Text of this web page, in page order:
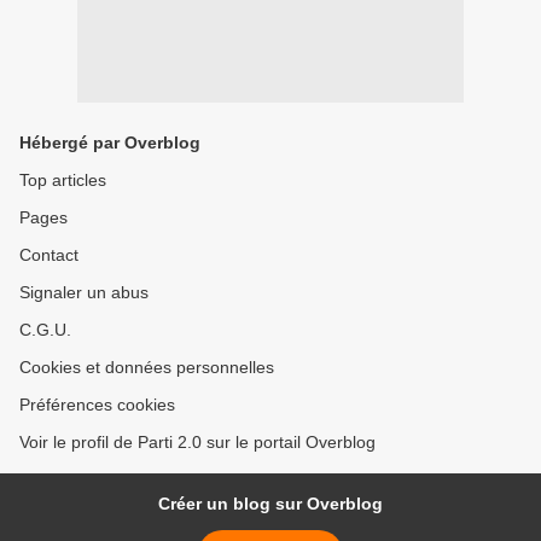
Hébergé par Overblog
Top articles
Pages
Contact
Signaler un abus
C.G.U.
Cookies et données personnelles
Préférences cookies
Voir le profil de Parti 2.0 sur le portail Overblog
Créer un blog sur Overblog